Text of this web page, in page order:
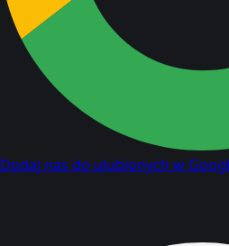
Dodaj nas do ulubionych w